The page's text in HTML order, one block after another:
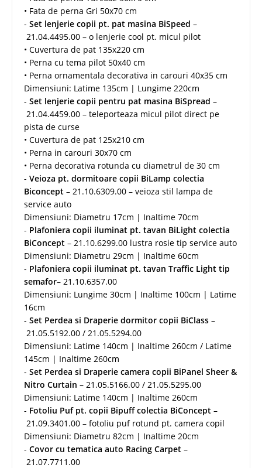
• Fata de perna Gri 50x70 cm
- Set lenjerie copii pt. pat masina BiSpeed –
21.04.4495.00 – o lenjerie cool pt. micul pilot
• Cuvertura de pat 135x220 cm
• Perna cu tema pilot 50x40 cm
• Perna ornamentala decorativa in carouri 40x35 cm
Dimensiuni: Latime 135cm | Lungime 220cm
- Set lenjerie copii pentru pat masina BiSpread –
21.04.4459.00 – teleporteaza micul pilot direct pe
pista de curse
• Cuvertura de pat 125x210 cm
• Perna in carouri 30x70 cm
• Perna decorativa rotunda cu diametrul de 30 cm
- Veioza pt. dormitoare copii BiLamp colectia
Biconcept – 21.10.6309.00 – veioza stil lampa de
service auto
Dimensiuni: Diametru 17cm | Inaltime 70cm
- Plafoniera copii iluminat pt. tavan BiLight colectia
BiConcept – 21.10.6299.00 lustra rosie tip service auto
Dimensiuni: Diametru 29cm | Inaltime 60cm
- Plafoniera copii iluminat pt. tavan Traffic Light tip
semafor– 21.10.6357.00
Dimensiuni: Lungime 30cm | Inaltime 100cm | Latime
16cm
- Set Perdea si Draperie dormitor copii BiClass –
21.05.5192.00 / 21.05.5294.00
Dimensiuni: Latime 140cm | Inaltime 260cm / Latime
145cm | Inaltime 260cm
- Set Perdea si Draperie camera copii BiPanel Sheer &
Nitro Curtain – 21.05.5166.00 / 21.05.5295.00
Dimensiuni: Latime 140cm | Inaltime 260cm
- Fotoliu Puf pt. copii Bipuff colectia BiConcept –
21.09.3401.00 – fotoliu puf rotund pt. camera copil
Dimensiuni: Diametru 82cm | Inaltime 20cm
- Covor cu tematica auto Racing Carpet –
21.07.7711.00